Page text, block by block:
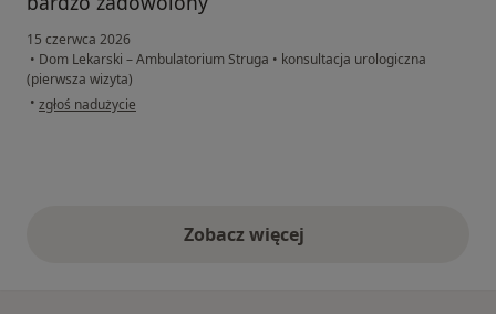
15 czerwca 2026
• Dom Lekarski – Ambulatorium Struga • konsultacja urologiczna
(pierwsza wizyta)
• w opinii użytkownika Wieslaw
zgłoś nadużycie
Zobacz więcejopinie powyżej